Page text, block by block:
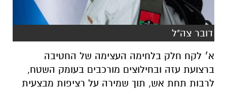
דובר צה"ל
א׳ לקח חלק בלחימה העצימה של החטיבה
ברצועת עזה ובחילוצים מורכבים בעומק השטח,
לרבות תחת אש, תוך שמירה על רציפות מבצעית